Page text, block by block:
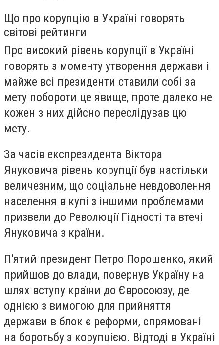
Що про корупцію в Україні говорять
світові рейтинги
Про високий рівень корупції в Україні
говорять з моменту утворення держави і
майже всі президенти ставили собі за
мету побороти це явище, проте далеко не
кожен з них дійсно переслідував цю
мету.
За часів експрезидента Віктора
Януковича рівень корупції був настільки
величезним, що соціальне невдоволення
населення в купі з іншими проблемами
призвели до Революції Гідності та втечі
Януковича з країни.
П'ятий президент Петро Порошенко, який
прийшов до влади, повернув Україну на
шлях вступу країни до Євросоюзу, де
однією з вимогою для прийняття
держави в блок є реформи, спрямовані
на боротьбу з корупцією. Відтоді в Україні